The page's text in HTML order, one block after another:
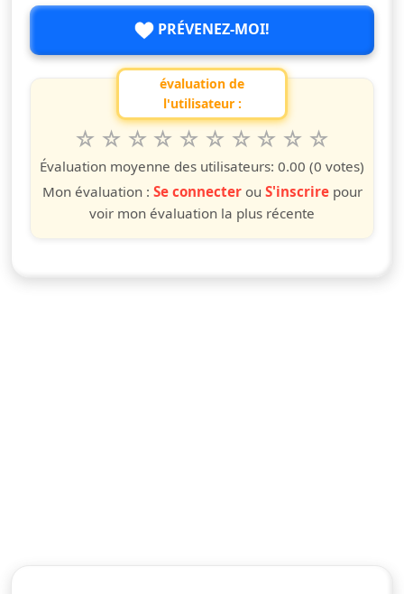
PRÉVENEZ-MOI!
évaluation de
l'utilisateur :
questo spettacolo da 1 a 10 étoiles
10
étoiles
9
étoiles
8
étoiles
7
étoiles
6
étoiles
5
étoiles
4
étoiles
3
étoiles
2
étoiles
étoile
Évaluation moyenne des utilisateurs: 0.00 (0 votes)
Mon évaluation : Se connecterou S'inscrirepour
voir mon évaluation la plus récente